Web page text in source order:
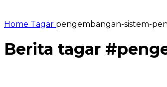
Home Tagar pengembangan-sistem-
Berita tagar #